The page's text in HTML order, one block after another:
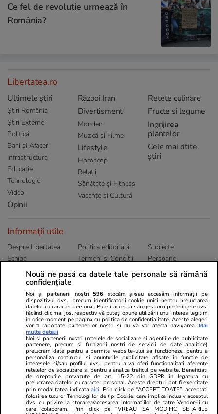
Ce fel de revoluție urmează în
România?
Libertatea.ro
Ultimele știri
Știri România
Știri Externe
Politică
Bani și Afaceri
Infrastructura
Educație
Tehnologie
Video
Opinii
Război Iran
Divertisment
Monden
Muzică și Filme
Lifestyle
Horoscop
Relații
Sănătate și Fitness
Vacanțe și Cultură
Retete culinare
Fructe si legume
Ingrijirea
plantelor
Cele mai citite
știri
Informații utile
Despre Libertatea
Echipa
Publicitate
Politica de
confidențialitate
Politica editorială
Termeni și Conditii
Abonamente
Subiecte
Persoane
Sitemap
Ringier România
Libertatea pentru
Unica.ro
Program TV
Avantaje
ELLE
Gazeta Sporturilor
Stiri mondene
Calculator sarcina
Ajută Copiii
Locuri de muncă
Imobiliare.ro
Jobradar24
Imoradar24
Colecții Libertatea
Pariază responsabil! Decizia ONJN nr. 821/25.09.2025.
Jocurile de noroc sunt interzise minorilor.
Nouă ne pasă ca datele tale personale să rămână
confidențiale
Noi și partenerii noștri 596 stocăm și/sau accesăm informații pe
dispozitivul dvs., precum identificatorii cookie unici pentru prelucrarea
datelor cu caracter personal. Puteți accepta sau gestiona preferințele dvs.
făcând clic mai jos, respectiv vă puteți opune utilizării unui interes legitim
în orice moment pe pagina cu politica de confidențialitate. Aceste alegeri
vor fi raportate partenerilor noștri și nu vă vor afecta navigarea. Mai
multe detalii
Noi si partenerii nostri (retelele de socializare si agentiile de publicitate
partenere, precum si furnizorii nostri de servicii de date analitice)
prelucram date pentru a permite website-ului sa functioneze, pentru a
personaliza continutul si anunturile publicitare afisate in functie de
interesele si/sau profilul dvs., pentru a va oferi functionalitati aferente
retelelor de socializare si pentru a analiza traficul pe website. Beneficiati
de drepturile prevazute de art. 15-22 din GDPR in legatura cu
prelucrarea datelor cu caracter personal. Aceste drepturi pot fi exercitate
prin modalitatea indicataaici. Prin click pe “ACCEPT TOATE”, acceptati
folosirea tuturor Tehnologiilor de tip Cookie, care implica inclusiv acceptul
dvs. cu privire la stocarea/accesarea informatiilor de catre Vendor-ii cu
care colaboram. Prin click pe “VREAU SA MODIFIC SETARILE